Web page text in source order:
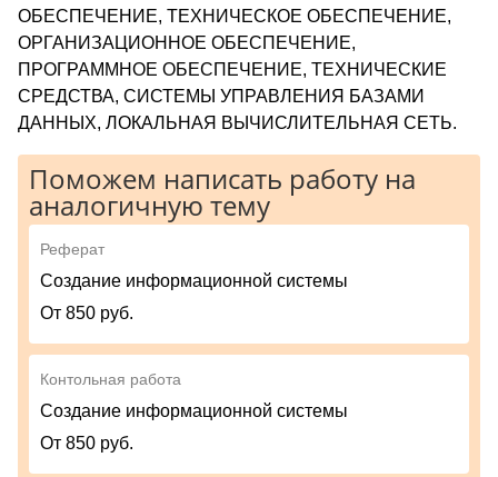
ОБЕСПЕЧЕНИЕ, ТЕХНИЧЕСКОЕ ОБЕСПЕЧЕНИЕ,
ОРГАНИЗАЦИОННОЕ ОБЕСПЕЧЕНИЕ,
ПРОГРАММНОЕ ОБЕСПЕЧЕНИЕ, ТЕХНИЧЕСКИЕ
СРЕДСТВА, СИСТЕМЫ УПРАВЛЕНИЯ БАЗАМИ
ДАННЫХ, ЛОКАЛЬНАЯ ВЫЧИСЛИТЕЛЬНАЯ СЕТЬ.
Поможем написать работу на
аналогичную тему
Реферат
Создание информационной системы
От 850 руб.
Контольная работа
Создание информационной системы
От 850 руб.